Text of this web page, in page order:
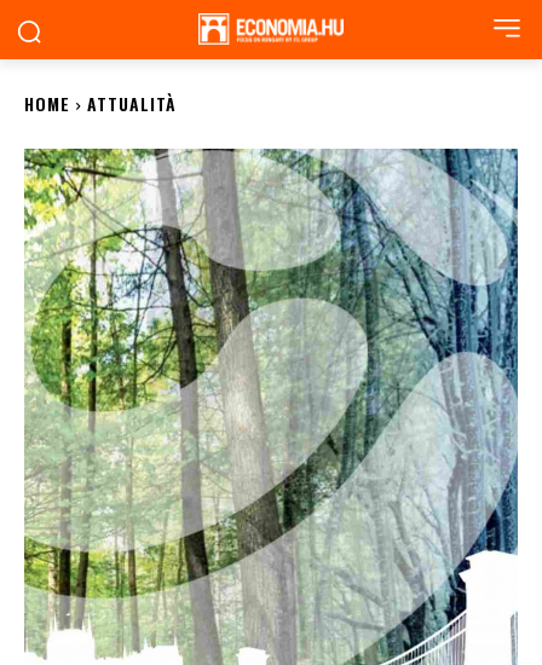
HOME ATTUALITÀ